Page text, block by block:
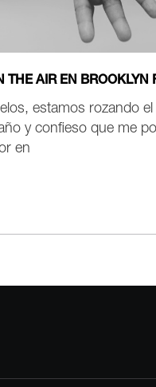
THE AIR EN BROOKLYN
estamos rozando el
y confieso que me
en